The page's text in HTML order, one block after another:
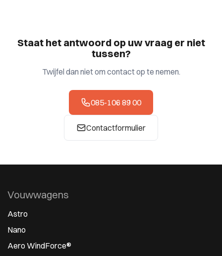
Staat het antwoord op uw vraag er niet
tussen?
Twijfel dan niet om contact op te nemen.
085-106 89 00
Contactformulier
Vouwwagens
Astro
Nano
Aero WindForce®